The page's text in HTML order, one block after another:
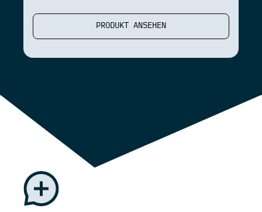
PRODUKT ANSEHEN